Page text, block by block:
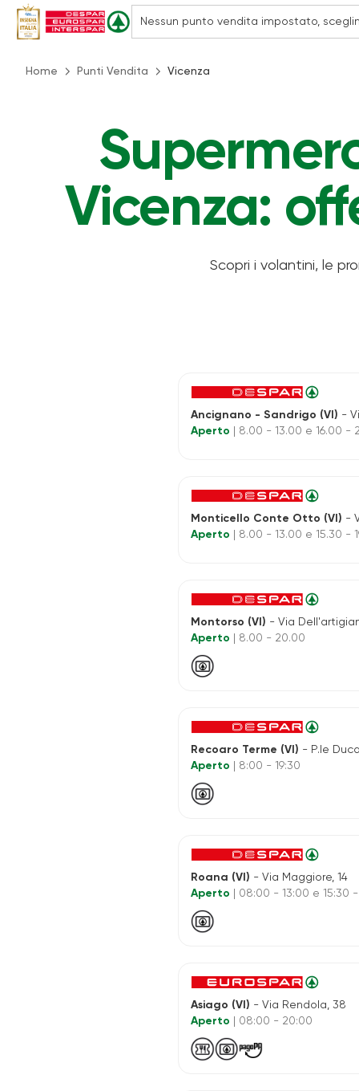
Home Punti Vendita Vicenza
Vicenza:
Scopri i volantini, le
Ancignano - Sandrigo (VI) -
Aperto
| 8.00 - 13.00 e 16.00 -
Monticello Conte Otto (VI) -
Aperto
| 8.00 - 13.00 e 15.30 -
Montorso (VI) - Via
Aperto
| 8.00 - 20.00
Recoaro Terme (VI) - P.le Duca
Aperto
| 8:00 - 19:30
Roana (VI) - Via Maggiore, 14
Aperto
| 08:00 - 13:00 e 15:30 -
Asiago (VI) - Via Rendola, 38
Aperto
| 08:00 - 20:00